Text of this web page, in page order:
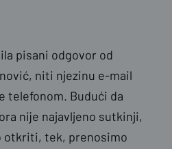
pisani odgovor od
niti njezinu e-mail
telefonom. Budući da
nije najavljeno sutkinji,
otkriti, tek, prenosimo